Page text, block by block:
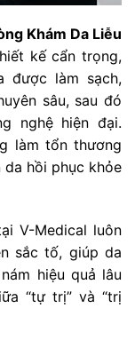
Khám Da Liễu
kế cẩn trọng,
được làm sạch,
sâu, sau đó
nghệ hiện đại.
làm tổn thương
hồi phục khỏe
V-Medical luôn
sắc tố, giúp da
hiệu quả lâu
“tự trị” và “trị